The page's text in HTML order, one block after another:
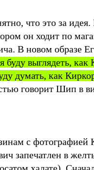
что это за
он ходит по
В новом образе
буду выглядеть, как
думать, как
говорит Шип в
с фотографией
запечатлен в